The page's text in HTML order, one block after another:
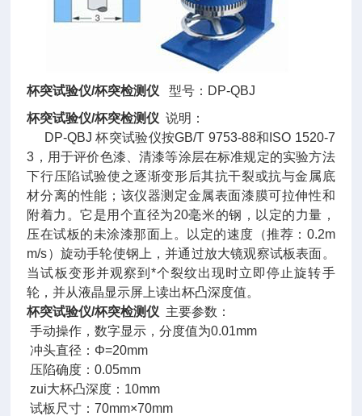
杯突试验仪/杯突检测仪 型号：DP-QBJ
杯突试验仪/杯突检测仪 说明：
DP-QBJ 杯突试验仪按GB/T 9753-88和ISO 1520-7
3，用于评价色漆、清漆等涂层在标准规定的实验方法
下行压陷试验使之逐渐变形后其抗干裂或抗与金属底
材分离的性能；该仪器测定金属表面漆膜可拉伸性和
附着力。它是用个直径为20毫米的钢，以定的力量，
压在试板的未涂漆那面上。以定的速度（推荐：0.2m
m/s）旋动手轮使钢上，并通过放大镜观察试板表面。
当试板变形并观察到*个裂纹出现时立即停止旋转手
轮，并从液晶显示屏上读出杯凸深度值。
杯突试验仪/杯突检测仪 主要参数：
手动操作，数字显示，分度值为0.01mm
冲头直径：Φ=20mm
压陷确度：0.05mm
zui大杯凸深度：10mm
试板尺寸：70mm×70mm